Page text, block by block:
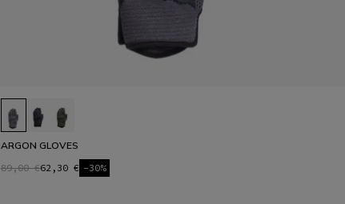
ARGON GLOVES
89,00 €62,30 € -30%